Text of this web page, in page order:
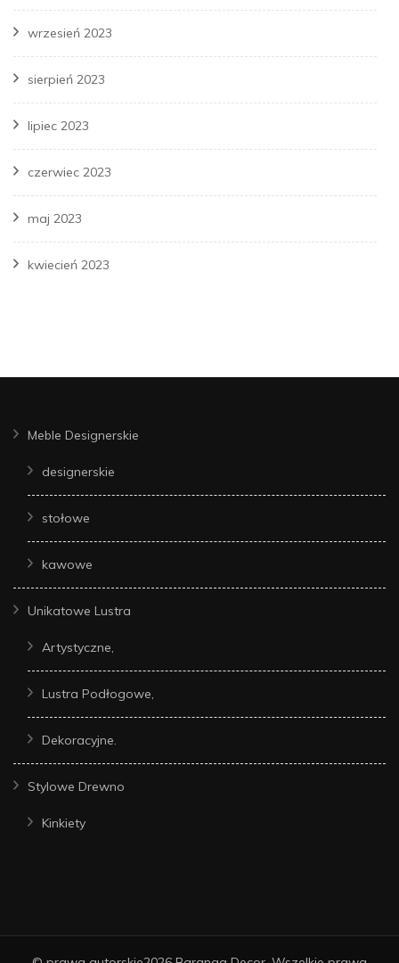
wrzesień 2023
sierpień 2023
lipiec 2023
czerwiec 2023
maj 2023
kwiecień 2023
Meble Designerskie
designerskie
stołowe
kawowe
Unikatowe Lustra
Artystyczne,
Lustra Podłogowe,
Dekoracyjne.
Stylowe Drewno
Kinkiety